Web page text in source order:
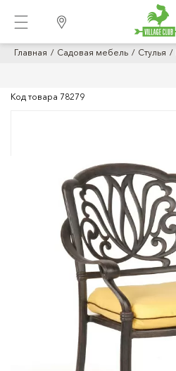
Главная Садовая мебель Стулья
Код товара 78279